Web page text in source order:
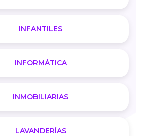
INFANTILES
INFORMÁTICA
INMOBILIARIAS
LAVANDERÍAS